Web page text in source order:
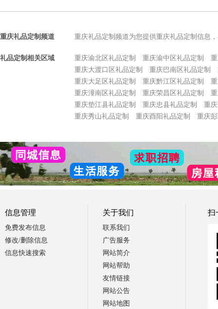
重庆礼品定制频道 重庆礼品定制频道为您提供重庆礼品定制信息
礼品定制相关区域 重庆渝北区礼品定制 重庆渝中区礼品定制
重庆大渡口区礼品定制
重庆巴南区礼品定制
重庆大足区礼品定制
重庆黔江区礼品定制
重庆潼南区礼品定制
重庆荣昌区礼品定制
重庆垫江县礼品定制
重庆忠县礼品定制
重
重庆秀山礼品定制
重庆酉阳礼品定制 重庆
信息管理
免费发布信息
修改/删除信息
信息快速搜索
关于我们
联系我们
广告服务
网站简介
网站帮助
友情链接
网站公告
网站地图
扫